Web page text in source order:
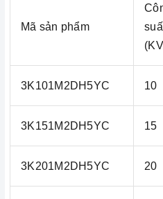
Mã sản phẩm
3K101M2DH5YC 10
3K151M2DH5YC 15
3K201M2DH5YC 20